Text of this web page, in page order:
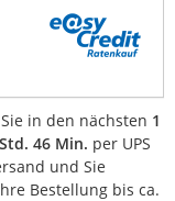
in den nächsten 1
46 Min. per UPS
und Sie
Bestellung bis ca.